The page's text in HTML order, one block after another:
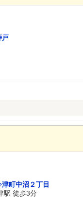
戸
町中沼２丁目
駅 徒歩3分